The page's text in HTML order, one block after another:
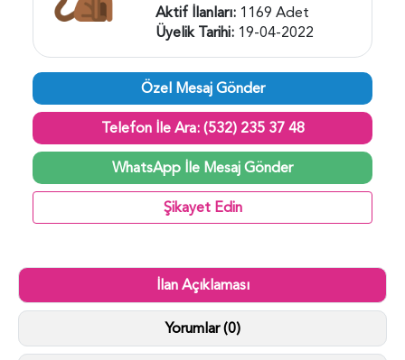
Aktif İlanları: 1169 Adet
Üyelik Tarihi: 19-04-2022
Özel Mesaj Gönder
Telefon İle Ara: (532) 235 37 48
WhatsApp İle Mesaj Gönder
Şikayet Edin
İlan Açıklaması
Yorumlar (0)